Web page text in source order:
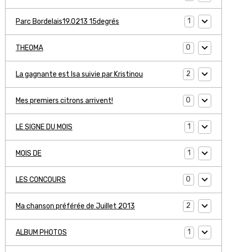
Parc Bordelais19.0213 15degrés 1
THEOMA 0
La gagnante est Isa suivie par Kristinou 2
Mes premiers citrons arrivent! 0
LE SIGNE DU MOIS 1
MOIS DE 1
LES CONCOURS 0
Ma chanson préférée de Juillet 2013 2
ALBUM PHOTOS 1